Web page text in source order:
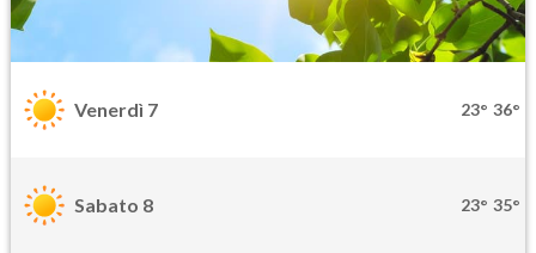
Venerdì 7 23° 36°
Sabato 8 23° 35°